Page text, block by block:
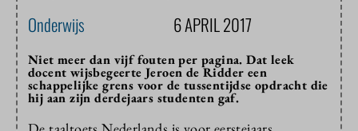
Onderwijs 6 APRIL 2017
Niet meer dan vijf fouten per pagina. Dat leek
docent wijsbegeerte Jeroen de Ridder een
schappelijke grens voor de tussentijdse opdracht die
hij aan zijn derdejaars studenten gaf.